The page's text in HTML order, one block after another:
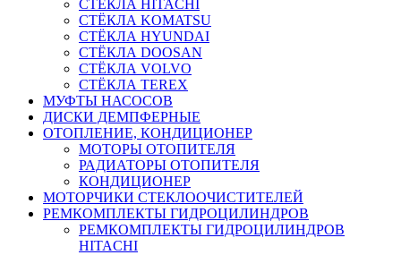
СТЁКЛА HITACHI
СТЁКЛА KOMATSU
СТЁКЛА HYUNDAI
СТЁКЛА DOOSAN
СТЁКЛА VOLVO
СТЁКЛА TEREX
МУФТЫ НАСОСОВ
ДИСКИ ДЕМПФЕРНЫЕ
ОТОПЛЕНИЕ, КОНДИЦИОНЕР
МОТОРЫ ОТОПИТЕЛЯ
РАДИАТОРЫ ОТОПИТЕЛЯ
КОНДИЦИОНЕР
МОТОРЧИКИ СТЕКЛООЧИСТИТЕЛЕЙ
РЕМКОМПЛЕКТЫ ГИДРОЦИЛИНДРОВ
РЕМКОМПЛЕКТЫ ГИДРОЦИЛИНДРОВ
HITACHI